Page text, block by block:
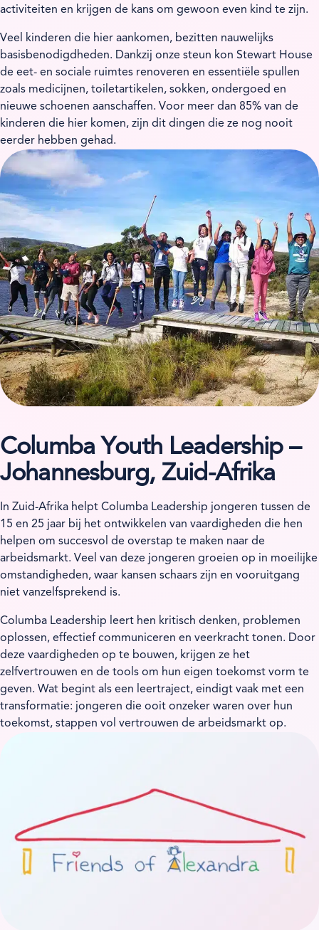
activiteiten en krijgen de kans om gewoon even kind te zijn.
Veel kinderen die hier aankomen, bezitten nauwelijks
basisbenodigdheden. Dankzij onze steun kon Stewart House
de eet- en sociale ruimtes renoveren en essentiële spullen
zoals medicijnen, toiletartikelen, sokken, ondergoed en
nieuwe schoenen aanschaffen. Voor meer dan 85% van de
kinderen die hier komen, zijn dit dingen die ze nog nooit
eerder hebben gehad.
Columba Youth Leadership –
Johannesburg, Zuid-Afrika
In Zuid-Afrika helpt Columba Leadership jongeren tussen de
15 en 25 jaar bij het ontwikkelen van vaardigheden die hen
helpen om succesvol de overstap te maken naar de
arbeidsmarkt. Veel van deze jongeren groeien op in moeilijke
omstandigheden, waar kansen schaars zijn en vooruitgang
niet vanzelfsprekend is.
Columba Leadership leert hen kritisch denken, problemen
oplossen, effectief communiceren en veerkracht tonen. Door
deze vaardigheden op te bouwen, krijgen ze het
zelfvertrouwen en de tools om hun eigen toekomst vorm te
geven. Wat begint als een leertraject, eindigt vaak met een
transformatie: jongeren die ooit onzeker waren over hun
toekomst, stappen vol vertrouwen de arbeidsmarkt op.